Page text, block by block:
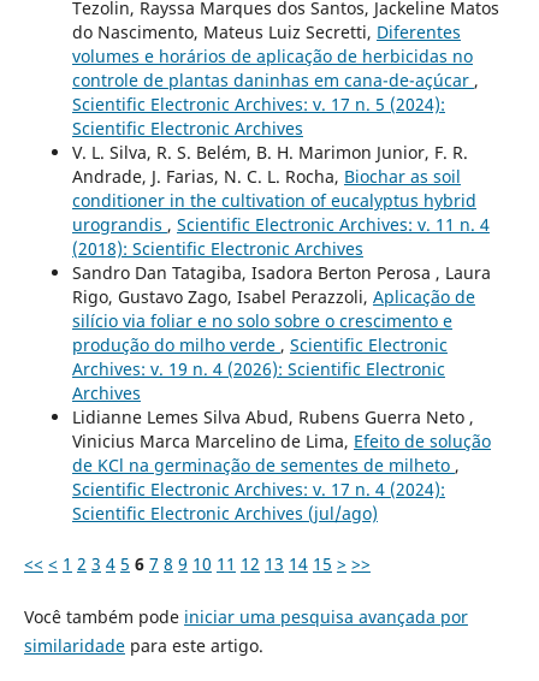
Tezolin, Rayssa Marques dos Santos, Jackeline Matos
do Nascimento, Mateus Luiz Secretti, Diferentes
volumes e horários de aplicação de herbicidas no
controle de plantas daninhas em cana-de-açúcar ,
Scientific Electronic Archives: v. 17 n. 5 (2024):
Scientific Electronic Archives
V. L. Silva, R. S. Belém, B. H. Marimon Junior, F. R.
Andrade, J. Farias, N. C. L. Rocha, Biochar as soil
conditioner in the cultivation of eucalyptus hybrid
urograndis , Scientific Electronic Archives: v. 11 n. 4
(2018): Scientific Electronic Archives
Sandro Dan Tatagiba, Isadora Berton Perosa , Laura
Rigo, Gustavo Zago, Isabel Perazzoli, Aplicação de
silício via foliar e no solo sobre o crescimento e
produção do milho verde , Scientific Electronic
Archives: v. 19 n. 4 (2026): Scientific Electronic
Archives
Lidianne Lemes Silva Abud, Rubens Guerra Neto ,
Vinicius Marca Marcelino de Lima, Efeito de solução
de KCl na germinação de sementes de milheto ,
Scientific Electronic Archives: v. 17 n. 4 (2024):
Scientific Electronic Archives (jul/ago)
<< < 1 2 3 4 5 6 7 8 9 10 11 12 13 14 15 > >>
Você também pode iniciar uma pesquisa avançada por
similaridadepara este artigo.